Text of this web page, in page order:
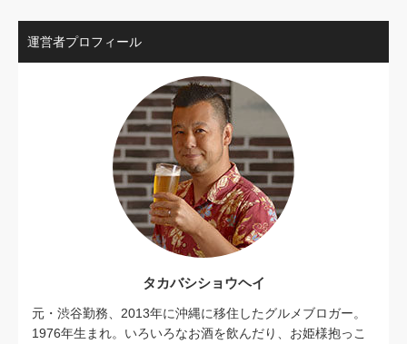
運営者プロフィール
タカバシショウヘイ
元・渋谷勤務、2013年に沖縄に移住したグルメブロガー。
1976年生まれ。いろいろなお酒を飲んだり、お姫様抱っこ